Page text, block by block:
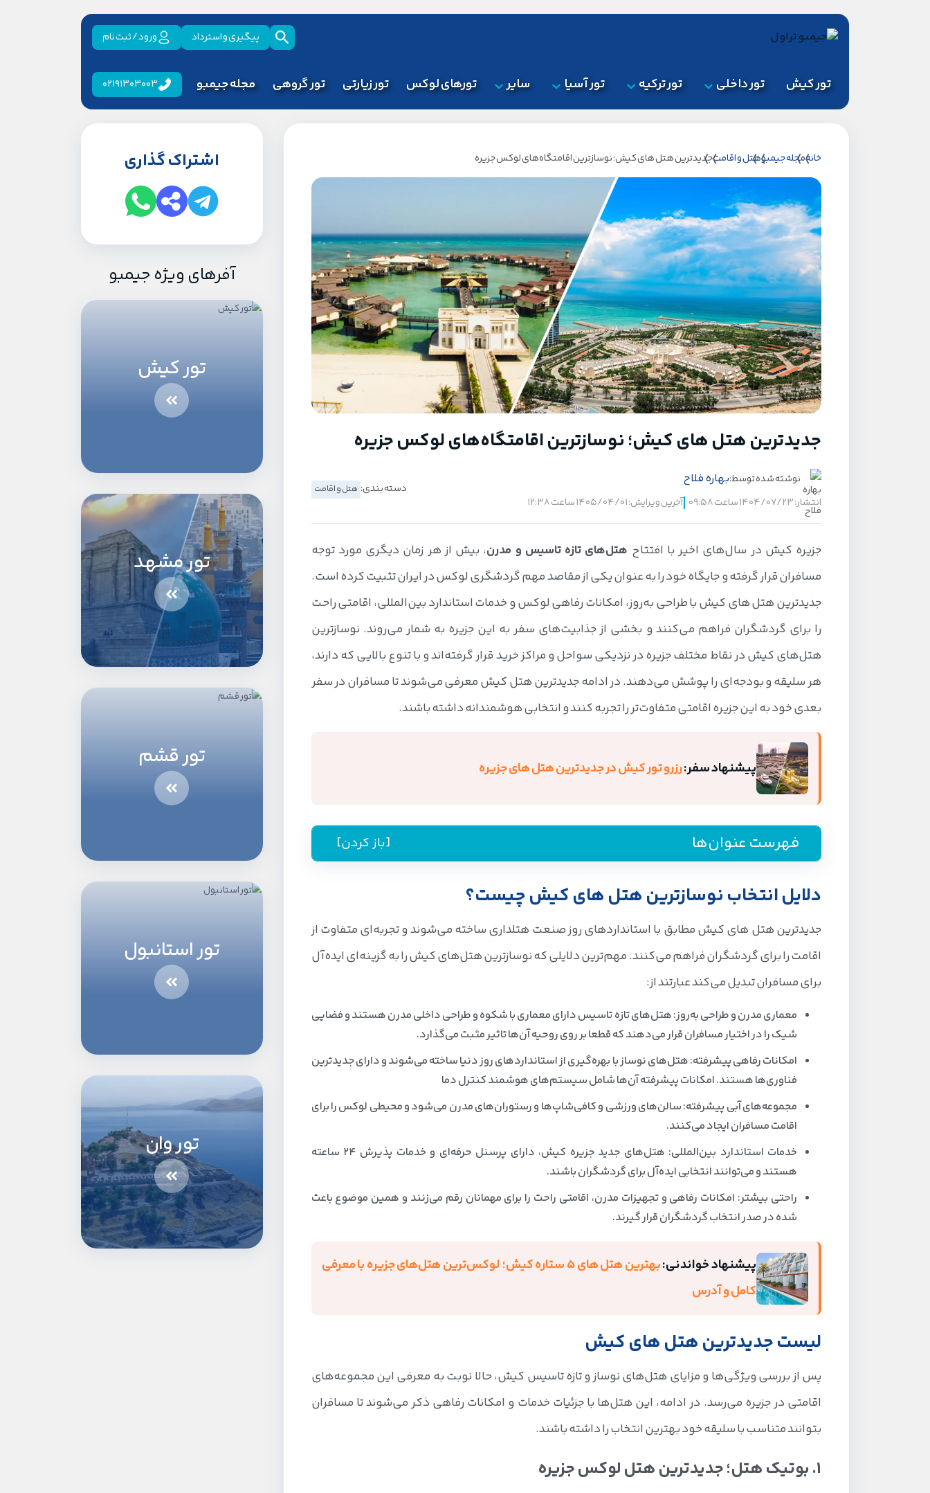
پیگیری و استرداد ورود / ثبت نام
تور کیش تور داخلی تور ترکیه تور آسیا سایر تورهای لوکس تور زیارتی تور گروهی مجله جیمبو 02191303003
خانهمجله جیمبوهتل و اقامتجدیدترین هتل های کیش؛ نوسازترین اقامتگاه‌های لوکس جزیره
جدیدترین هتل های کیش؛ نوسازترین اقامتگاه‌های لوکس جزیره
نوشته شده توسط:بهاره فلاح
انتشار: ۱۴۰۴/۰۷/۲۳ ساعت ۰۹:۵۸ آخرین ویرایش: ۱۴۰۵/۰۴/۰۱ ساعت ۱۲:۳۸
دسته بندی: هتل و اقامت
جزیره کیش در سال‌های اخیر با افتتاح هتل‌های تازه تاسیس و مدرن، بیش از هر زمان دیگری مورد توجه
مسافران قرار گرفته و جایگاه خود را به عنوان یکی از مقاصد مهم گردشگری لوکس در ایران تثبیت کرده است.
جدیدترین هتل های کیش با طراحی به‌روز، امکانات رفاهی لوکس و خدمات استاندارد بین‌المللی، اقامتی راحت
را برای گردشگران فراهم می‌کنند و بخشی از جذابیت‌های سفر به این جزیره به شمار می‌روند. نوسازترین
هتل‌های کیش در نقاط مختلف جزیره در نزدیکی سواحل و مراکز خرید قرار گرفته‌اند و با تنوع بالایی که دارند،
هر سلیقه و بودجه‌ای را پوشش می‌دهند. در ادامه جدیدترین هتل کیش معرفی می‌شوند تا مسافران در سفر
بعدی خود به این جزیره اقامتی متفاوت‌تر را تجربه کنند و انتخابی هوشمندانه داشته باشند.
پیشنهاد سفر:رزرو تور کیش در جدیدترین هتل های جزیره
فهرست عنوان‌ها [باز کردن]
لیست جدیدترین هتل های کیش
1. بوتیک هتل؛ جدیدترین هتل لوکس جزیره
2. هتل مرکوری؛ افتتاح نوروز 1405
3. هتل اکسلسیور کیش؛ نوساز با چشم‌انداز دریا
4. هتل پانوراما پلاس کیش؛ هتل کم‌ظرفیت و مدرن
5. هتل آسمان رویال کیش؛ یکی از جدیدترین هتل های کیش
6. هتل آریا کیش؛ معماری ایرانی با طراحی اسپانیایی
7. هتل امیرکبیر کیش؛ تازه تاسیس با طراحی هخامنشی
10. هتل لیلیوم کیش؛ هتل ۴ ستاره نوساز
11. هتل کوروش کیش؛ اولین هتل سبز کیش
12. هتل میراژ کیش؛ معماری لوکس و موقعیت عالی
14. هتل ویدا کیش؛ دسترسی سریع به فرودگاه
15. هتل ترنج کیش، اولین هتل دریایی جزیره
جدیدترین هتل های کیش نزدیک به دریا کدامند؟
هتل‌های تازه تاسیس کیش به کدام مراکز خرید نزدیک هستند؟
دلایل انتخاب نوسازترین هتل های کیش چیست؟
جدیدترین هتل های کیش مطابق با استانداردهای روز صنعت هتلداری ساخته می‌شوند و تجربه‌ای متفاوت از
اقامت را برای گردشگران فراهم می‌کنند. مهم‌ترین دلایلی که نوسازترین هتل‌های کیش را به گزینه‌ای ایده‌آل
برای مسافران تبدیل می‌کند عبارتند از:
معماری مدرن و طراحی به‌روز: هتل‌های تازه تاسیس دارای معماری با شکوه و طراحی داخلی مدرن هستند و فضایی
شیک را در اختیار مسافران قرار می‌دهند که قطعا بر روی روحیه آن‌ها تاثیر مثبت می‌گذارد.
امکانات رفاهی پیشرفته: هتل‌های نوساز با بهره‌گیری از استانداردهای روز دنیا ساخته می‌شوند و دارای جدیدترین
فناوری‌ها هستند. امکانات پیشرفته آن‌ها شامل سیستم‌های هوشمند کنترل دما
مجموعه‌های آبی پیشرفته: سالن‌های ورزشی و کافی‌شاپ‌ها و رستوران‌های مدرن می‌شود و محیطی لوکس را برای
اقامت مسافران ایجاد می‌کنند.
خدمات استاندارد بین‌المللی: هتل‌های جدید جزیره کیش، دارای پرسنل حرفه‌ای و خدمات پذیرش 24 ساعته
هستند و می‌توانند انتخابی ایده‌آل برای گردشگران باشند.
راحتی بیشتر: امکانات رفاهی و تجهیزات مدرن، اقامتی راحت را برای مهمانان رقم می‌زنند و همین موضوع باعث
شده در صدر انتخاب گردشگران قرار گیرند.
پیشنهاد خواندنی:
بهترین هتل های 5 ستاره کیش؛ لوکس‌ترین هتل‌های جزیره با معرفی
کامل و آدرس
لیست جدیدترین هتل های کیش
پس از بررسی ویژگی‌ها و مزایای هتل‌های نوساز و تازه تاسیس کیش، حالا نوبت به معرفی این مجموعه‌های
اقامتی در جزیره می‌رسد. در ادامه، این هتل‌ها با جزئیات خدمات و امکانات رفاهی ذکر می‌شوند تا مسافران
بتوانند متناسب با سلیقه خود بهترین انتخاب را داشته باشند.
1. بوتیک هتل؛ جدیدترین هتل لوکس جزیره
اشتراک گذاری
آفرهای ویژه جیمبو
تور کیش
تور مشهد
تور قشم
تور استانبول
تور وان